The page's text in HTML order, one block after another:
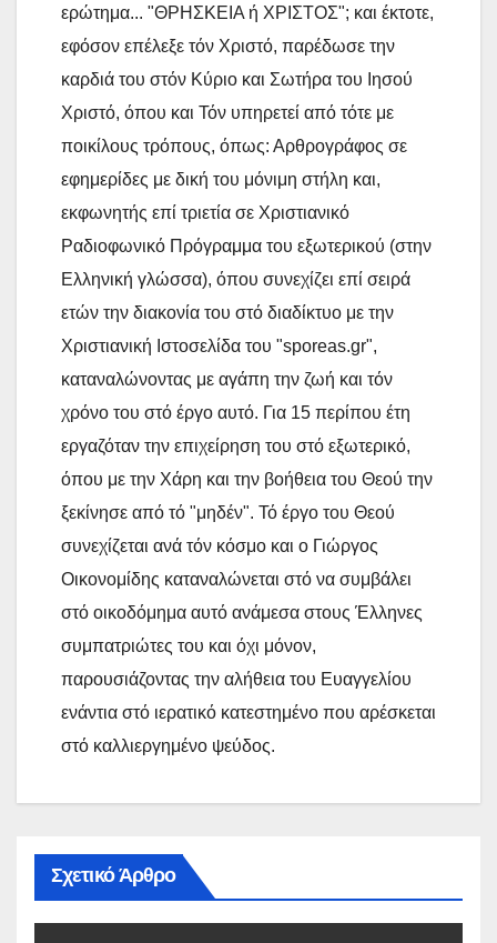
ερώτημα... "ΘΡΗΣΚΕΙΑ ή ΧΡΙΣΤΟΣ"; και έκτοτε,
εφόσον επέλεξε τόν Χριστό, παρέδωσε την
καρδιά του στόν Κύριο και Σωτήρα του Ιησού
Χριστό, όπου και Τόν υπηρετεί από τότε με
ποικίλους τρόπους, όπως: Αρθρογράφος σε
εφημερίδες με δική του μόνιμη στήλη και,
εκφωνητής επί τριετία σε Χριστιανικό
Ραδιοφωνικό Πρόγραμμα του εξωτερικού (στην
Ελληνική γλώσσα), όπου συνεχίζει επί σειρά
ετών την διακονία του στό διαδίκτυο με την
Χριστιανική Ιστοσελίδα του "sporeas.gr",
καταναλώνοντας με αγάπη την ζωή και τόν
χρόνο του στό έργο αυτό. Για 15 περίπου έτη
εργαζόταν την επιχείρηση του στό εξωτερικό,
όπου με την Χάρη και την βοήθεια του Θεού την
ξεκίνησε από τό "μηδέν". Τό έργο του Θεού
συνεχίζεται ανά τόν κόσμο και ο Γιώργος
Οικονομίδης καταναλώνεται στό να συμβάλει
στό οικοδόμημα αυτό ανάμεσα στους Έλληνες
συμπατριώτες του και όχι μόνον,
παρουσιάζοντας την αλήθεια του Ευαγγελίου
ενάντια στό ιερατικό κατεστημένο που αρέσκεται
στό καλλιεργημένο ψεύδος.
Σχετικό Άρθρο